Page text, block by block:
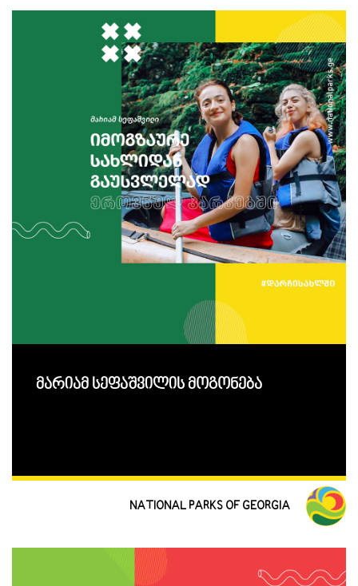
მარიამ სეფაშვილის მოგონება
NATIONAL PARKS OF GEORGIA